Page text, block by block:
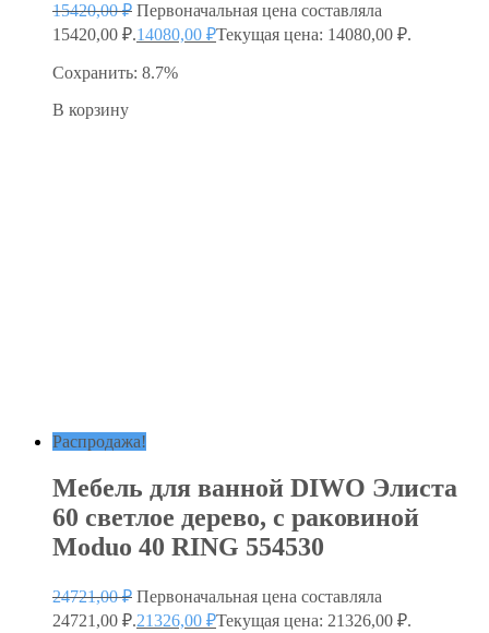
15420,00₽ Первоначальная цена составляла
15420,00 ₽.14080,00 ₽Текущая цена: 14080,00 ₽.
Сохранить: 8.7%
В корзину
Распродажа!
Мебель для ванной DIWO Элиста
60 светлое дерево, с раковиной
Moduo 40 RING 554530
24721,00₽ Первоначальная цена составляла
24721,00 ₽.21326,00 ₽Текущая цена: 21326,00 ₽.